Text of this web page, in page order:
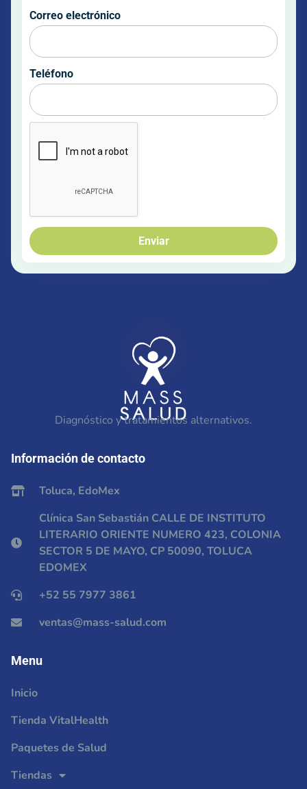
Correo electrónico
Teléfono
Enviar
Diagnóstico y tratamientos alternativos.
Información de contacto
Toluca, EdoMex
Clínica San Sebastián CALLE DE INSTITUTO
LITERARIO ORIENTE NUMERO 423, COLONIA
SECTOR 5 DE MAYO, CP 50090, TOLUCA
EDOMEX
+52 55 7977 3861
ventas@mass-salud.com
Menu
Inicio
Tienda VitalHealth
Paquetes de Salud
Tiendas
Usamos Cookies en nuestra página web para ver cómo